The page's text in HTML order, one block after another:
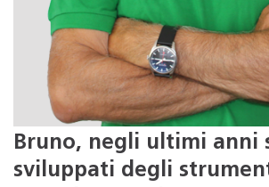
Bruno, negli ultimi anni
sviluppati degli